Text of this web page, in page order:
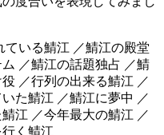
ている鯖江 ／鯖江の殿堂
ム ／鯖江の話題独占 ／鯖
／行列の出来る鯖江 ／
た鯖江 ／鯖江に夢中 ／
江 ／今年最大の鯖江 ／
く鯖江